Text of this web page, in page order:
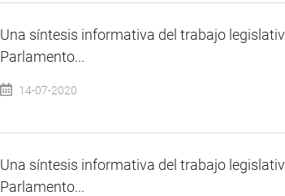
Una síntesis informativa del trabajo
Parlamento...
14-07-2020
Una síntesis informativa del trabajo
Parlamento...